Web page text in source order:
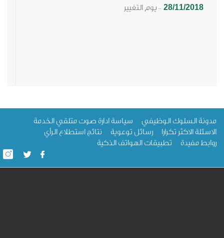
28/11/2018
-يوم التغيير
السلوك الوظيفي
سياسة ادارة صوت متلقي الخدمة
الاكثر تكرارا
رسائل توعوية
نتائج استطلاع الرأي
مفيدة
تطبيقات الهواتف الذكية